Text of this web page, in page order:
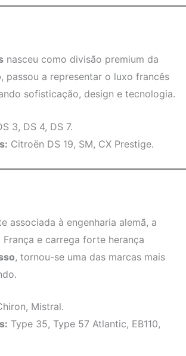
nasceu como divisão premium da
, passou a representar o luxo francês
sofisticação, design e tecnologia.
3, DS 4, DS 7.
Citroën DS 19, SM, CX Prestige.
associada à engenharia alemã, a
França e carrega forte herança
, tornou-se uma das marcas mais
Mistral.
Type 35, Type 57 Atlantic, EB110,